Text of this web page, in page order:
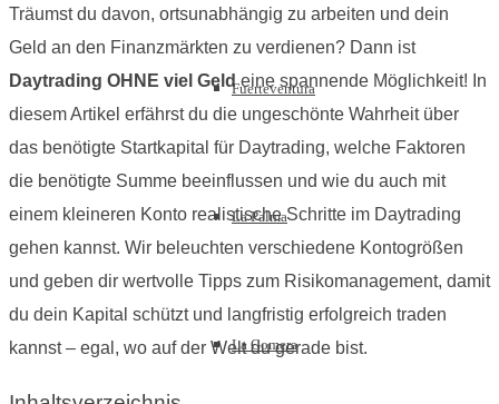
Fuerteventura
La Palma
La Gomera
Träumst du davon, ortsunabhängig zu arbeiten und dein
Geld an den Finanzmärkten zu verdienen? Dann ist
Daytrading OHNE viel Geldeine spannende Möglichkeit! In
diesem Artikel erfährst du die ungeschönte Wahrheit über
das benötigte Startkapital für Daytrading, welche Faktoren
die benötigte Summe beeinflussen und wie du auch mit
einem kleineren Konto realistische Schritte im Daytrading
gehen kannst. Wir beleuchten verschiedene Kontogrößen
und geben dir wertvolle Tipps zum Risikomanagement, damit
du dein Kapital schützt und langfristig erfolgreich traden
kannst – egal, wo auf der Welt du gerade bist.